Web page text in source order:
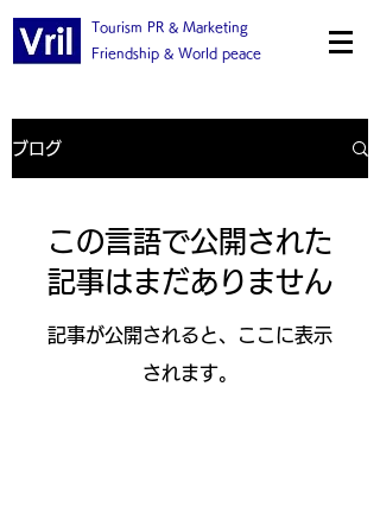
Tourism PR & Marketing
Friendship & World peace
ブログ
この言語で公開された
記事はまだありません
記事が公開されると、ここに表示
されます。